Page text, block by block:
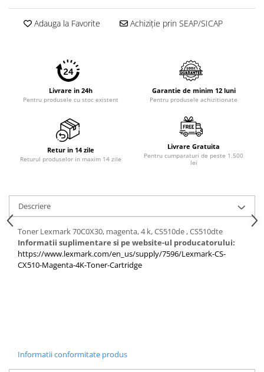
Laptopuri / notebookuri
Laptopuri gaming
Laptop-uri 2 in 1
Accesorii laptop
Mini PC AI
Piese si accesorii
Accesorii Printing
PC Gaming
Workstation
All-in-One PC
Mini PC
Procesoare
Adauga la Favorite Achiziție prin SEAP/SICAP
Livrare in 24h
Pentru produsele cu stoc existent
Garantie de minim 12 luni
Pentru produsele achizitionate
Retur in 14 zile
Returul produselor in maxim 14 zile
Livrare Gratuita
Pentru cumparaturi de peste 1.500
lei
Descriere
Toner Lexmark 70C0X30, magenta, 4 k, CS510de , CS510dte
Informatii suplimentare si pe website-ul producatorului:
https://www.lexmark.com/en_us/supply/7596/Lexmark-CS-
CX510-Magenta-4K-Toner-Cartridge
Informatii conformitate produs